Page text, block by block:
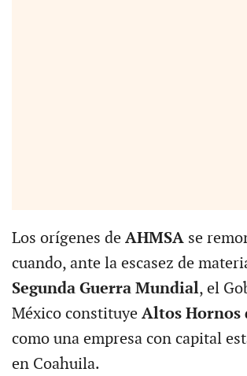
Los orígenes de AHMSA se
cuando, ante la escasez de
Segunda Guerra Mundial, el
México constituye Altos Hornos
como una empresa con capital
en Coahuila.